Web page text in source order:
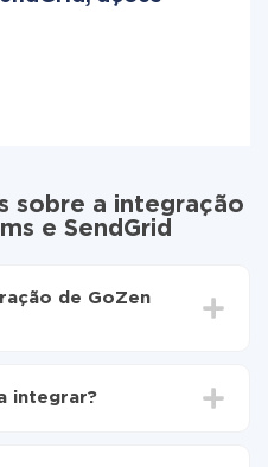
sobre a integração
e SendGrid
de GoZen
integrar?